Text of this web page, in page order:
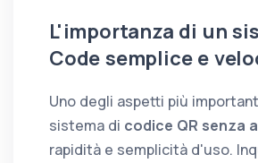
L'importanza di un
Code semplice e
Uno degli aspetti più
sistema di codice QR senza
rapidità e semplicità d'uso.